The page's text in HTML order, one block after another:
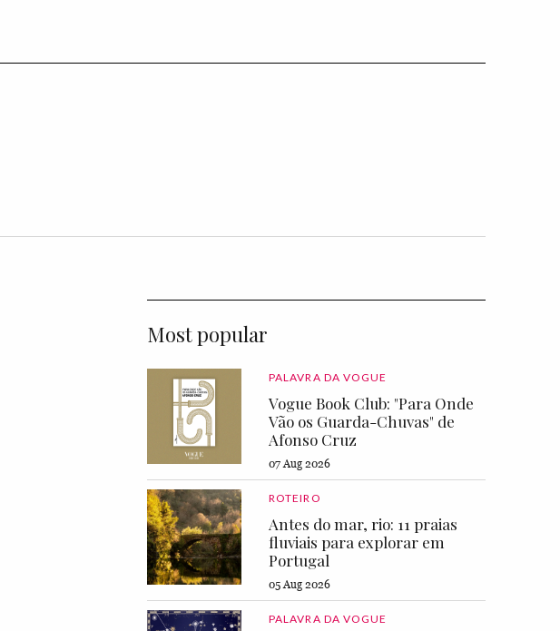
Most popular
PALAVRA DA VOGUE
Vogue Book Club: "Para Onde
Vão os Guarda-Chuvas" de
Afonso Cruz
07 Aug 2026
ROTEIRO
Antes do mar, rio: 11 praias
fluviais para explorar em
Portugal
05 Aug 2026
PALAVRA DA VOGUE